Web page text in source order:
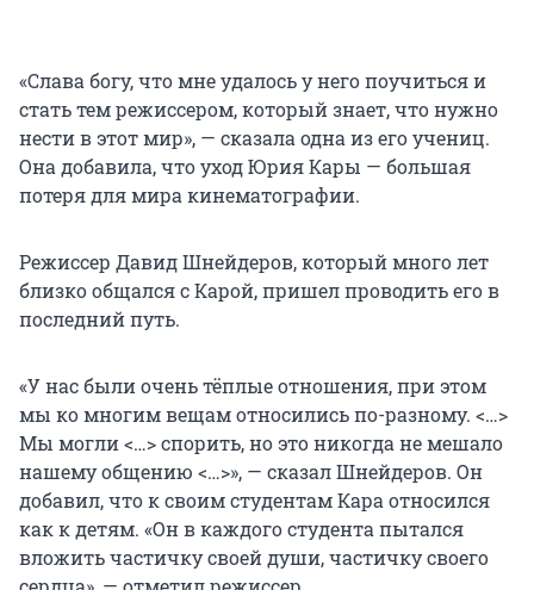
«Слава богу, что мне удалось у него поучиться и
стать тем режиссером, который знает, что нужно
нести в этот мир», — сказала одна из его учениц.
Она добавила, что уход Юрия Кары — большая
потеря для мира кинематографии.
Режиссер Давид Шнейдеров, который много лет
близко общался с Карой, пришел проводить его в
последний путь.
«У нас были очень тёплые отношения, при этом
мы ко многим вещам относились по-разному. <…>
Мы могли <…> спорить, но это никогда не мешало
нашему общению <…>», — сказал Шнейдеров. Он
добавил, что к своим студентам Кара относился
как к детям. «Он в каждого студента пытался
вложить частичку своей души, частичку своего